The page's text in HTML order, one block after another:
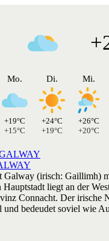
Mo.
+19°C
+15°C
Di.
+24°C
+19°C
Mi.
+26°C
+20°C
Galway (irisch: Gaillimh)
Hauptstadt liegt an der
Connacht. Der irische
bedeudet soviel wie